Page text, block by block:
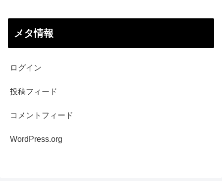
メタ情報
ログイン
投稿フィード
コメントフィード
WordPress.org